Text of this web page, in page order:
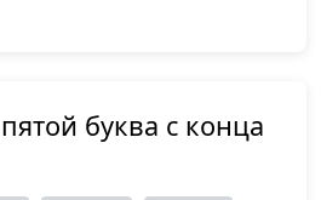
буква с конца